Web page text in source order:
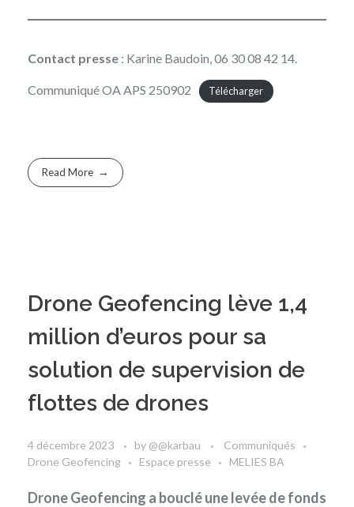
Contact presse : Karine Baudoin, 06 30 08 42 14.
Communiqué OA APS 250902 Télécharger
Read More
Drone Geofencing lève 1,4
million d’euros pour sa
solution de supervision de
flottes de drones
4 décembre 2023 by @@karbau
Communiqués
Drone Geofencing
Espace presse MELIES BA
Drone Geofencing a bouclé une levée de fonds